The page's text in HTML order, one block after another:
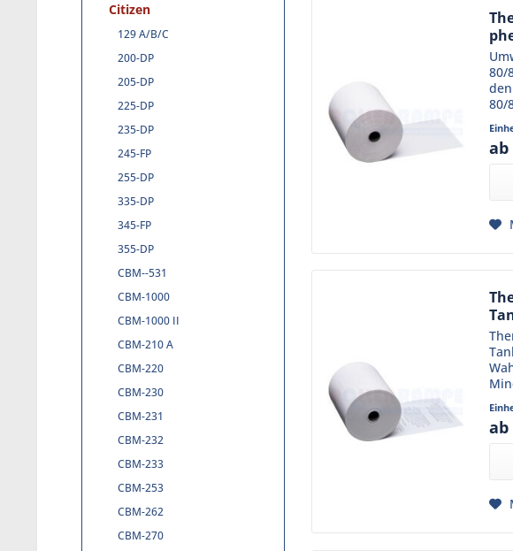
Citizen
129 A/B/C
200-DP
205-DP
225-DP
235-DP
245-FP
255-DP
335-DP
345-FP
355-DP
CBM--531
CBM-1000
CBM-1000 II
CBM-210 A
CBM-220
CBM-230
CBM-231
CBM-232
CBM-233
CBM-253
CBM-262
CBM-270
80/
80/
ab
ab